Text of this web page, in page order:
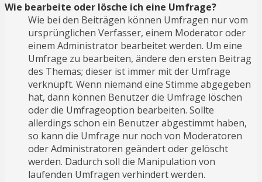
Wie bearbeite oder lösche ich eine Umfrage?
Wie bei den Beiträgen können Umfragen nur vom
ursprünglichen Verfasser, einem Moderator oder
einem Administrator bearbeitet werden. Um eine
Umfrage zu bearbeiten, ändere den ersten Beitrag
des Themas; dieser ist immer mit der Umfrage
verknüpft. Wenn niemand eine Stimme abgegeben
hat, dann können Benutzer die Umfrage löschen
oder die Umfrageoption bearbeiten. Sollte
allerdings schon ein Benutzer abgestimmt haben,
so kann die Umfrage nur noch von Moderatoren
oder Administratoren geändert oder gelöscht
werden. Dadurch soll die Manipulation von
laufenden Umfragen verhindert werden.